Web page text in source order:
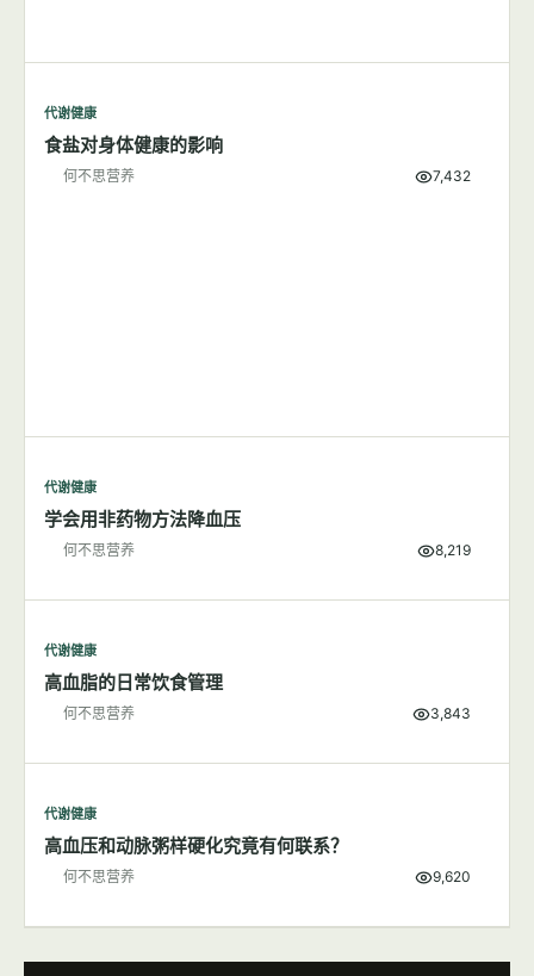
代谢健康
食盐对身体健康的影响
何不思营养 7,432
代谢健康
学会用非药物方法降血压
何不思营养 8,219
代谢健康
高血脂的日常饮食管理
何不思营养 3,843
代谢健康
高血压和动脉粥样硬化究竟有何联系？
何不思营养 9,620